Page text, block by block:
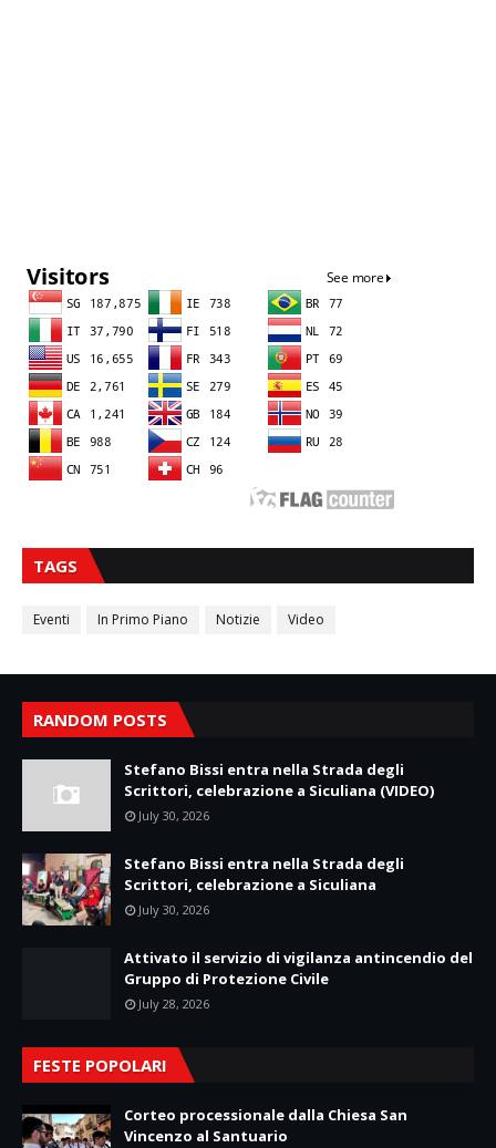
TAGS
Eventi In Primo Piano Notizie Video
RANDOM POSTS
Stefano Bissi entra nella Strada degli
Scrittori, celebrazione a Siculiana (VIDEO)
July 30, 2026
Stefano Bissi entra nella Strada degli
Scrittori, celebrazione a Siculiana
July 30, 2026
Attivato il servizio di vigilanza antincendio del
Gruppo di Protezione Civile
July 28, 2026
FESTE POPOLARI
Corteo processionale dalla Chiesa San
Vincenzo al Santuario